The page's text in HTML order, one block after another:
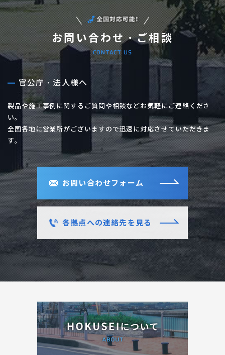
お問い合わせ・ご相談
CONTACT US
官公庁・法人様へ
製品や施工事例に関するご質問や相談などお気軽にご連絡くださ
い。
全国各地に営業所がございますので迅速に対応させていただきま
す。
お問い合わせフォーム
各拠点への連絡先を見る